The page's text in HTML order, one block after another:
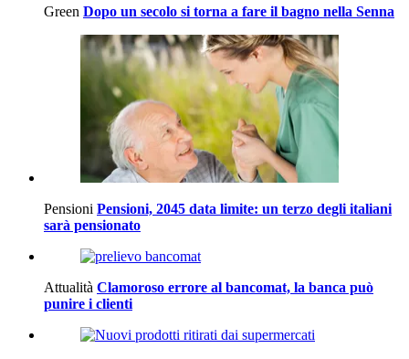
Green Dopo un secolo si torna a fare il bagno nella Senna
Pensioni Pensioni, 2045 data limite: un terzo degli italiani
sarà pensionato
Attualità Clamoroso errore al bancomat, la banca può
punire i clienti